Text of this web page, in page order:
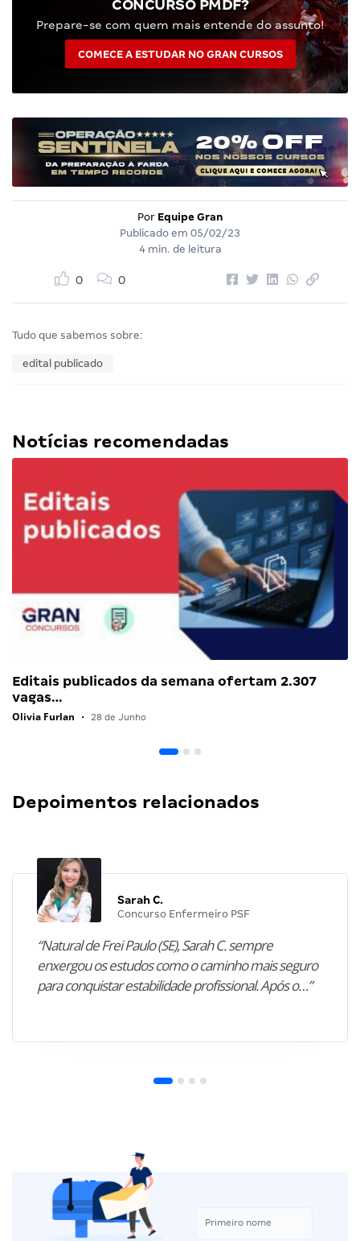
CONCURSO PMDF?
Prepare-se com quem mais entende do assunto!
COMECE A ESTUDAR NO GRAN CURSOS
Por Equipe Gran
Publicado em 05/02/23
4 min. de leitura
0 0
Tudo que sabemos sobre:
edital publicado
Notícias recomendadas
Editais publicados da semana ofertam 2.307
vagas…
Olivia Furlan • 28 de Junho
Depoimentos relacionados
Sarah C.
Concurso Enfermeiro PSF
“Natural de Frei Paulo (SE), Sarah C. sempre
enxergou os estudos como o caminho mais seguro
para conquistar estabilidade profissional. Após o…”